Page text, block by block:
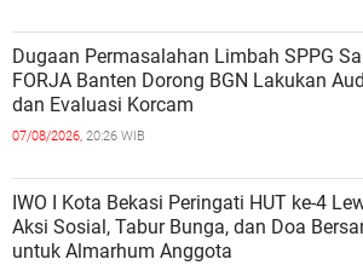
Dugaan Permasalahan Limbah SPPG
FORJA Banten Dorong BGN Lakukan
dan Evaluasi Korcam
07/08/2026, 20:26 WIB
IWO I Kota Bekasi Peringati HUT ke-4
Aksi Sosial, Tabur Bunga, dan Doa
untuk Almarhum Anggota